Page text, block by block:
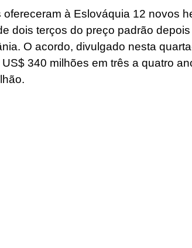
à Eslováquia 12 novos
dois terços do preço padrão
O acordo, divulgado nesta
340 milhões em três a quatro